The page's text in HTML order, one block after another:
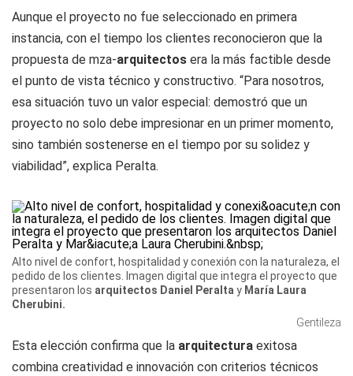
Aunque el proyecto no fue seleccionado en primera
instancia, con el tiempo los clientes reconocieron que la
propuesta de mza-arquitectos era la más factible desde
el punto de vista técnico y constructivo. “Para nosotros,
esa situación tuvo un valor especial: demostró que un
proyecto no solo debe impresionar en un primer momento,
sino también sostenerse en el tiempo por su solidez y
viabilidad”, explica Peralta.
Alto nivel de confort, hospitalidad y conexión con la naturaleza, el
pedido de los clientes. Imagen digital que integra el proyecto que
presentaron los arquitectos Daniel Peralta y María Laura
Cherubini.
Gentileza
Esta elección confirma que la arquitectura exitosa
combina creatividad e innovación con criterios técnicos